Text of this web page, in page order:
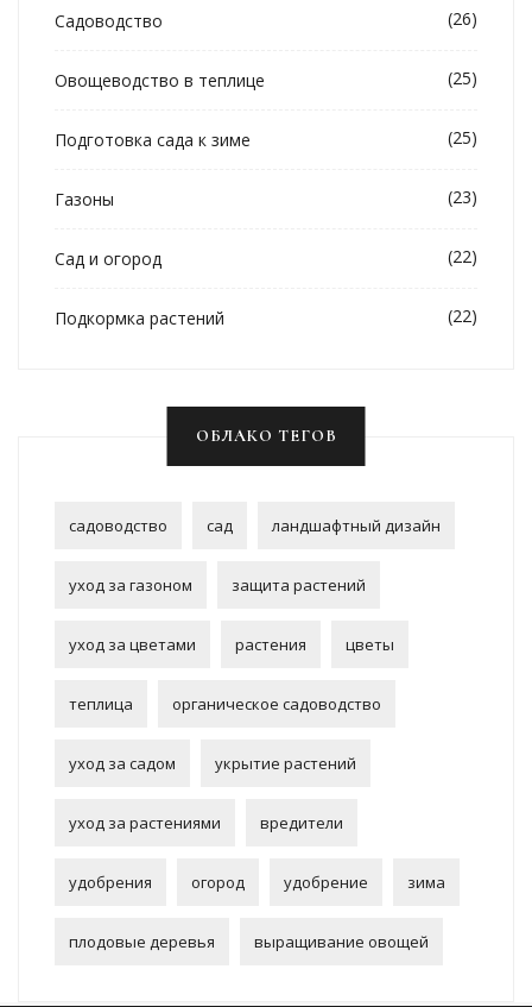
Садоводство (26)
Овощеводство в теплице (25)
Подготовка сада к зиме (25)
Газоны (23)
Сад и огород (22)
Подкормка растений (22)
ОБЛАКО ТЕГОВ
садоводство сад ландшафтный дизайн
уход за газоном защита растений
уход за цветами растения цветы
теплица органическое садоводство
уход за садом укрытие растений
уход за растениями вредители
удобрения огород удобрение зима
плодовые деревья выращивание овощей